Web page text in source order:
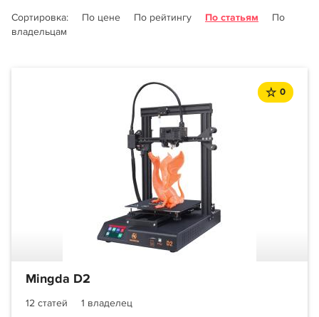
Сортировка: По цене По рейтингу По статьям
По
владельцам
0
Mingda D2
12 статей
1 владелец